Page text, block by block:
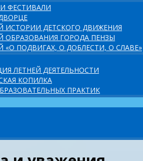
ФЕСТИВАЛИ
ИСТОРИИ ДЕТСКОГО ДВИЖЕНИЯ
ОБРАЗОВАНИЯ ГОРОДА ПЕНЗЫ
«О ПОДВИГАХ, О ДОБЛЕСТИ, О СЛАВЕ»
ЛЕТНЕЙ ДЕЯТЕЛЬНОСТИ
КОПИЛКА
ПРАКТИК